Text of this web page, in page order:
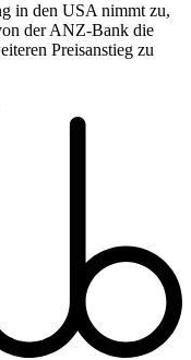
in den USA nimmt zu,
der ANZ-Bank die
Preisanstieg zu